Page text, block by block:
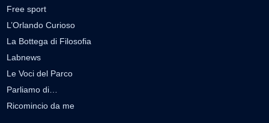
Free sport
L’Orlando Curioso
La Bottega di Filosofia
Labnews
Le Voci del Parco
Parliamo di…
Ricomincio da me